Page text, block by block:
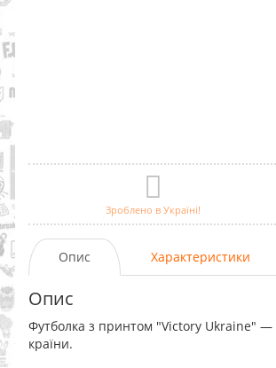
Зроблено в Україні!
Опис Характеристики
Опис
Футболка з принтом "Victory Ukraine" —
країни.